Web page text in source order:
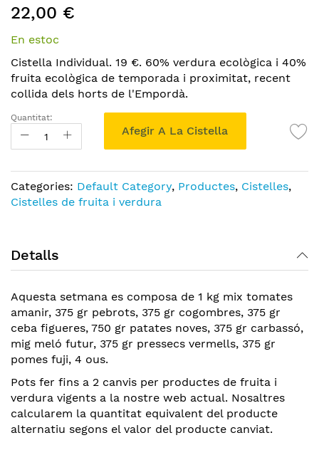
to
beginning
of
the
images
22,00 €
En estoc
Cistella Individual. 19 €. 60% verdura ecològica i 40%
fruita ecològica de temporada i proximitat, recent
collida dels horts de l'Empordà.
Quantitat:
Afegir A La Cistella
Categories: Default Category, Productes, Cistelles,
Cistelles de fruita i verdura
Detalls
Aquesta setmana es composa de 1 kg mix tomates
amanir, 375 gr pebrots, 375 gr cogombres, 375 gr
ceba figueres, 750 gr patates noves, 375 gr carbassó,
mig meló futur, 375 gr pressecs vermells, 375 gr
pomes fuji, 4 ous.
Pots fer fins a 2 canvis per productes de fruita i
verdura vigents a la nostre web actual. Nosaltres
calcularem la quantitat equivalent del producte
alternatiu segons el valor del producte canviat.